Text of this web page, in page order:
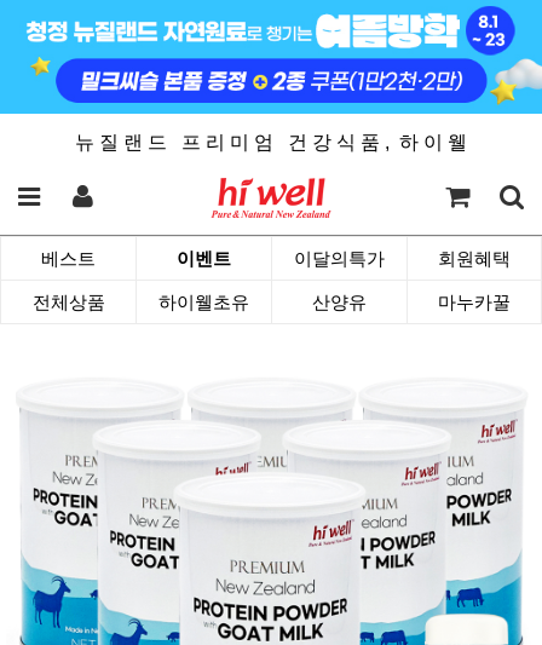
뉴 질 랜 드 프 리 미 엄 건 강 식 품 , 하 이 웰
베스트 이벤트 이달의특가 회원혜택
전체상품 하이웰초유 산양유 마누카꿀